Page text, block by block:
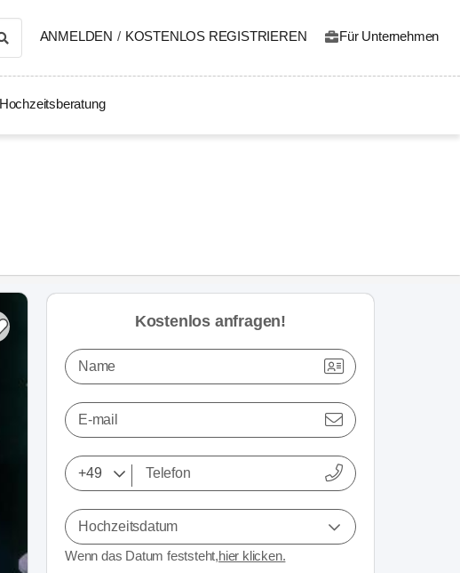
ANMELDEN / KOSTENLOS REGISTRIEREN Für Unternehmen
Kostenlos anfragen!
Name
E-mail
Hochzeitsdatum
Wenn das Datum feststeht,hier klicken.